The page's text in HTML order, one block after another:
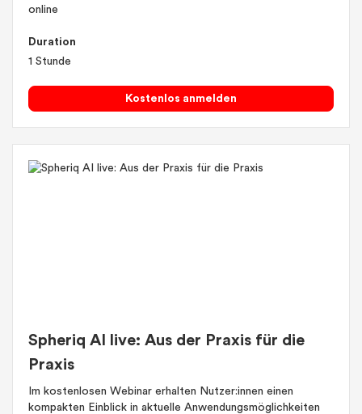
online
Duration
1 Stunde
Kostenlos anmelden
Spheriq AI live: Aus der Praxis für die
Praxis
Im kostenlosen Webinar erhalten Nutzer:innen einen
kompakten Einblick in aktuelle Anwendungsmöglichkeiten